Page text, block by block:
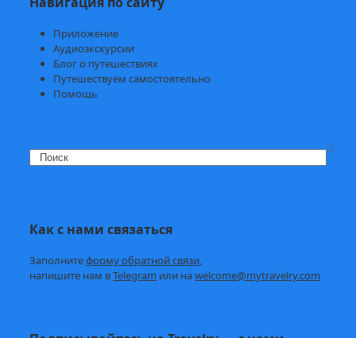
Приложение
Аудиоэкскурсии
Блог о путешествиях
Путешествуем самостоятельно
Помощь
Search
Как с нами связаться
Заполнитеформу обратной связи,
напишите нам вTelegram или наwelcome@mytravelry.com